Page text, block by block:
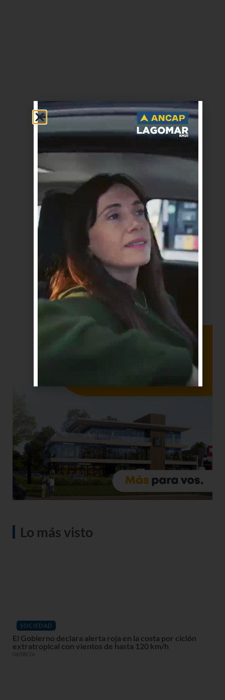
Lo más visto
SOCIEDAD
El Gobierno declara alerta roja en la costa por ciclón
extratropical con vientos de hasta 120 km/h
06/08/26